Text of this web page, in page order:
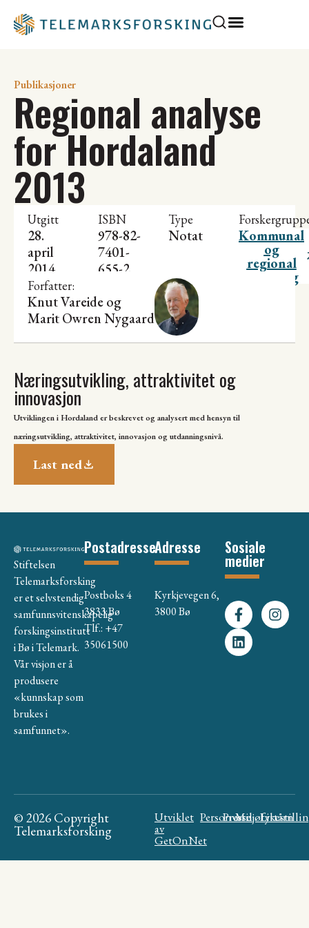
Publikasjoner
Regional analyse
for Hordaland
2013
Utgitt
28.
april
2014
ISBN
978-82-
7401-
655-2
Type
Notat Kommunal
og
regional
utvikling
Forfatter:
Knut Vareideog
Marit Owren Nygaard
Næringsutvikling, attraktivitet og
innovasjon
Utviklingen i Hordaland er beskrevet og analysert med hensyn til
næringsutvikling, attraktivitet, innovasjon og utdanningsnivå.
Last ned
Stiftelsen
Telemarksforsking
er et selvstendig
samfunnsvitenskapelig
forskingsinstitutt
i Bø i Telemark.
Vår visjon er å
produsere
«kunnskap som
brukes i
samfunnet».
Postadresse
Postboks 4
3833 Bø
Tlf.: +47
35061500
Adresse
Kyrkjevegen 6,
3800 Bø
Sosiale
medier
© 2026 Copyright
Telemarksforsking
Utviklet
av
GetOnNet
Personvern
Presse
Miljøfyrtårn